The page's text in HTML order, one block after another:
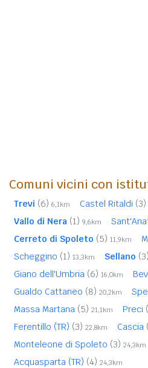
Comuni vicini con
Trevi (6) 6,1km Castel Ritaldi (3)
Vallo di Nera (1) 9,6km
Cerreto di Spoleto (5) 11,9km
Scheggino (1) 13,3km Sellano (3)
Giano dell'Umbria (6) 16,0km
Gualdo Cattaneo (8) 20,2km
Massa Martana (5) 21,1km Preci
Ferentillo (TR) (3) 22,8km Cascia
Monteleone di Spoleto (3) 24,3km
Acquasparta (TR) (4) 24,3km